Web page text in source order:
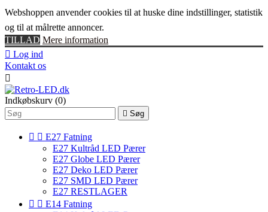
Webshoppen anvender cookies til at huske dine indstillinger, statistik
og til at målrette annoncer.
TILLAD Mere information
 Log ind
Kontakt os

Indkøbskurv (0)
 Søg
  E27 Fatning
E27 Kultråd LED Pærer
E27 Globe LED Pærer
E27 Deko LED Pærer
E27 SMD LED Pærer
E27 RESTLAGER
  E14 Fatning